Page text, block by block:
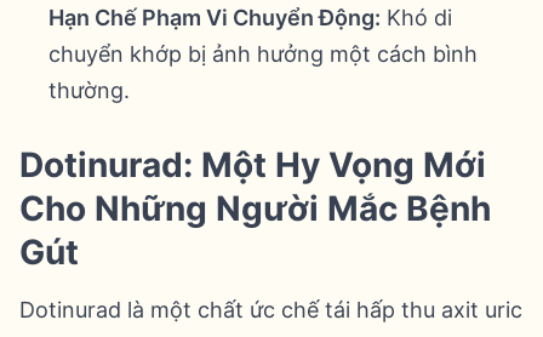
Hạn Chế Phạm Vi Chuyển Động: Khó di
chuyển khớp bị ảnh hưởng một cách bình
thường.
Dotinurad: Một Hy Vọng Mới
Cho Những Người Mắc Bệnh
Gút
Dotinurad là một chất ức chế tái hấp thu axit uric